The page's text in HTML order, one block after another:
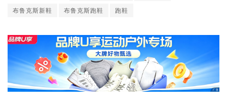
布鲁克斯新鞋
布鲁克斯跑鞋 跑鞋